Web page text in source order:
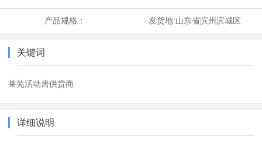
产品规格： 发货地:山东省滨州滨城区
关键词
莱芜活动房供货商
详细说明